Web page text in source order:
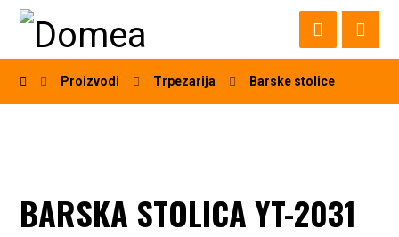
Proizvodi Trpezarija Barske stolice
BARSKA STOLICA YT-2031